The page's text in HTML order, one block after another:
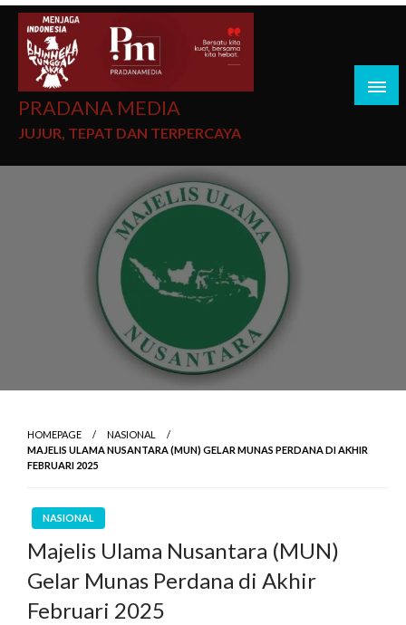
PRADANA MEDIA
JUJUR, TEPAT DAN TERPERCAYA
HOMEPAGE
NASIONAL
MAJELIS ULAMA NUSANTARA (MUN) GELAR MUNAS PERDANA DI AKHIR
FEBRUARI 2025
NASIONAL
Majelis Ulama Nusantara (MUN)
Gelar Munas Perdana di Akhir
Februari 2025